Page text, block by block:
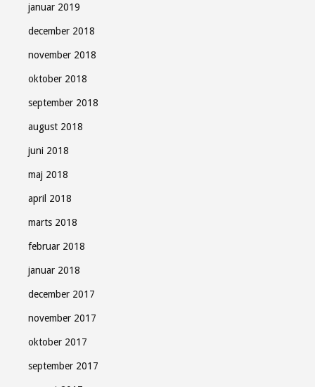
januar 2019
december 2018
november 2018
oktober 2018
september 2018
august 2018
juni 2018
maj 2018
april 2018
marts 2018
februar 2018
januar 2018
december 2017
november 2017
oktober 2017
september 2017